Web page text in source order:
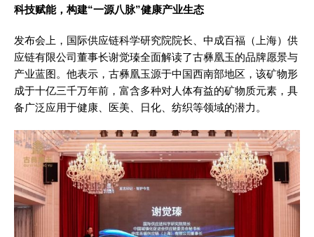
科技赋能，构建“一源八脉”健康产业生态
发布会上，国际供应链科学研究院院长、中成百福（上海）供
应链有限公司董事长谢觉瑧全面解读了古彝凰玉的品牌愿景与
产业蓝图。他表示，古彝凰玉源于中国西南部地区，该矿物形
成于十亿三千万年前，富含多种对人体有益的矿物质元素，具
备广泛应用于健康、医美、日化、纺织等领域的潜力。